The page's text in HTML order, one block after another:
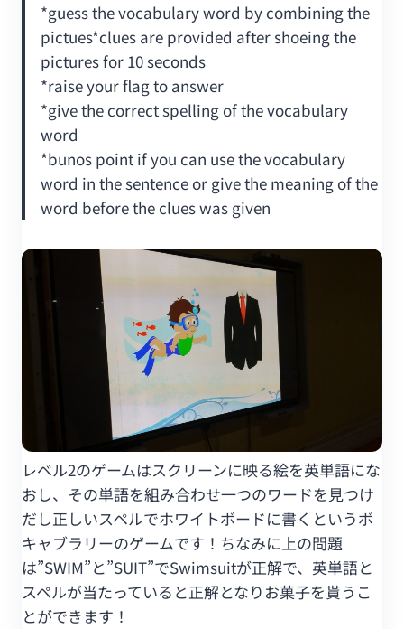
*guess the vocabulary word by combining the
pictues*clues are provided after shoeing the
pictures for 10 seconds
*raise your flag to answer
*give the correct spelling of the vocabulary
word
*bunos point if you can use the vocabulary
word in the sentence or give the meaning of the
word before the clues was given
レベル2のゲームはスクリーンに映る絵を英単語にな
おし、その単語を組み合わせ一つのワードを見つけ
だし正しいスペルでホワイトボードに書くというボ
キャブラリーのゲームです！ちなみに上の問題
は”SWIM”と”SUIT”でSwimsuitが正解で、英単語と
スペルが当たっていると正解となりお菓子を貰うこ
とができます！